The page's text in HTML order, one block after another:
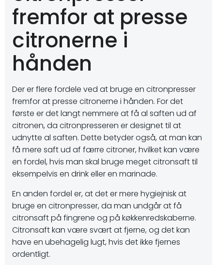
fremfor at presse
citronerne i
hånden
Der er flere fordele ved at bruge en citronpresser
fremfor at presse citronerne i hånden. For det
første er det langt nemmere at få al saften ud af
citronen, da citronpresseren er designet til at
udnytte al saften. Dette betyder også, at man kan
få mere saft ud af færre citroner, hvilket kan være
en fordel, hvis man skal bruge meget citronsaft til
eksempelvis en drink eller en marinade.
En anden fordel er, at det er mere hygiejnisk at
bruge en citronpresser, da man undgår at få
citronsaft på fingrene og på køkkenredskaberne.
Citronsaft kan være svært at fjerne, og det kan
have en ubehagelig lugt, hvis det ikke fjernes
ordentligt.